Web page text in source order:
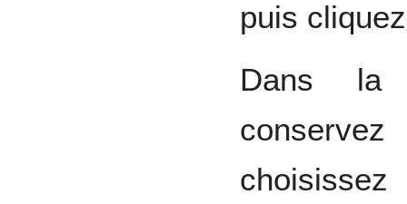
puis
Dans la